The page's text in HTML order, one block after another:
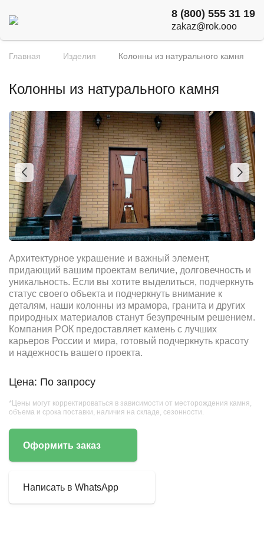
8 (800) 555 31 19
zakaz@rok.ooo
Главная Изделия Колонны из натурального камня
Колонны из натурального камня
Архитектурное украшение и важный элемент,
придающий вашим проектам величие, долговечность и
уникальность. Если вы хотите выделиться, подчеркнуть
статус своего объекта и подчеркнуть внимание к
деталям, наши колонны из мрамора, гранита и других
природных материалов станут безупречным решением.
Компания РОК предоставляет камень с лучших
карьеров России и мира, готовый подчеркнуть красоту
и надежность вашего проекта.
Цена: По запросу
*Цены могут корректироваться в зависимости от месторождения камня,
объема и срока поставки, наличия на складе, сезонности.
Оформить заказ
Написать в WhatsApp